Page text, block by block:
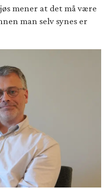
mener at det må være
man selv synes er